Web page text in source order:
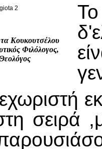
Κουκουτσέλου
Φιλόλογος,
σειρά